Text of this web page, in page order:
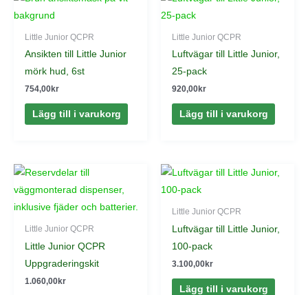
Little Junior QCPR
Ansikten till Little Junior
mörk hud, 6st
754,00kr
Lägg till i varukorg
Little Junior QCPR
Luftvägar till Little Junior,
25-pack
920,00kr
Lägg till i varukorg
Little Junior QCPR
Little Junior QCPR
Uppgraderingskit
1.060,00kr
Little Junior QCPR
Luftvägar till Little Junior,
100-pack
3.100,00kr
Lägg till i varukorg